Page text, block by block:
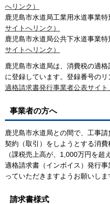
へリンク）
鹿児島市水道局工業用水道事業特
サイトへリンク）
鹿児島市水道局公共下水道事業特
サイトへリンク）
鹿児島市水道局は、消費税の適
に登録しています。登録番号のリ
適格請求書発行事業者公表サイト
事業者の方へ
鹿児島市水道局との間で、工事
契約（取引）をしようとする消
（課税売上高が、1,000万円を超
適格請求書（インボイス）発行
っていただきますようお願いしま
請求書様式